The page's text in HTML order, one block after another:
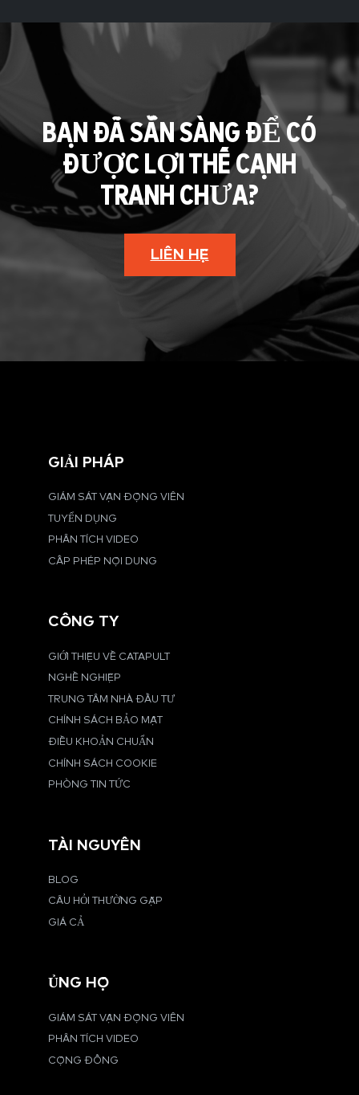
BẠN ĐÃ SẴN SÀNG ĐỂ CÓ
ĐƯỢC LỢI THẾ CẠNH
TRANH CHƯA?
LIÊN HỆ
GIẢI PHÁP
GIÁM SÁT VẬN ĐỘNG VIÊN
TUYỂN DỤNG
PHÂN TÍCH VIDEO
CẤP PHÉP NỘI DUNG
CÔNG TY
GIỚI THIỆU VỀ CATAPULT
NGHỀ NGHIỆP
TRUNG TÂM NHÀ ĐẦU TƯ
CHÍNH SÁCH BẢO MẬT
ĐIỀU KHOẢN CHUẨN
CHÍNH SÁCH COOKIE
PHÒNG TIN TỨC
TÀI NGUYÊN
BLOG
CÂU HỎI THƯỜNG GẶP
GIÁ CẢ
ỦNG HỘ
GIÁM SÁT VẬN ĐỘNG VIÊN
PHÂN TÍCH VIDEO
CỘNG ĐỒNG